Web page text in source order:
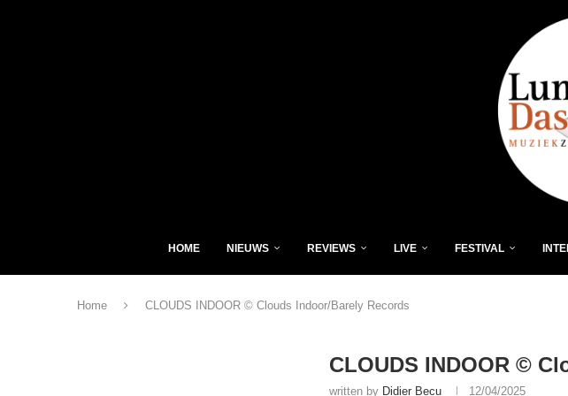
HOME NIEUWS REVIEWS LIVE FESTIVAL
Home CLOUDS INDOOR © Clouds Indoor/Barely Records
CLOUDS INDOOR ©
written by Didier Becu 12/04/2025